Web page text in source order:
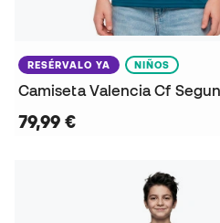
RESÉRVALO YA NIÑOS
79,99 €